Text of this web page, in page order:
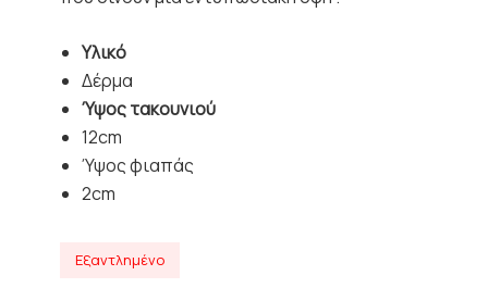
Υλικό
Δέρμα
Ύψος τακουνιού
12cm
Ύψος φιαπάς
2cm
Εξαντλημένο